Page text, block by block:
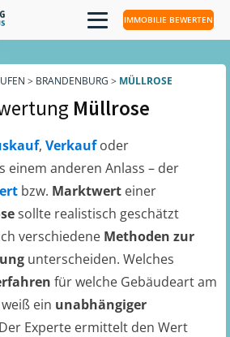
IMMOBILIE BEWERTEN
> BRANDENBURG > MÜLLROSE
Müllrose
, Verkaufoder
einem anderen Anlass – der
bzw. Marktwert einer
sollte realistisch geschätzt
verschiedene Methoden zur
unterscheiden. Welches
für welche Gebäudeart am
ein unabhängiger
Experte ermittelt den Wert